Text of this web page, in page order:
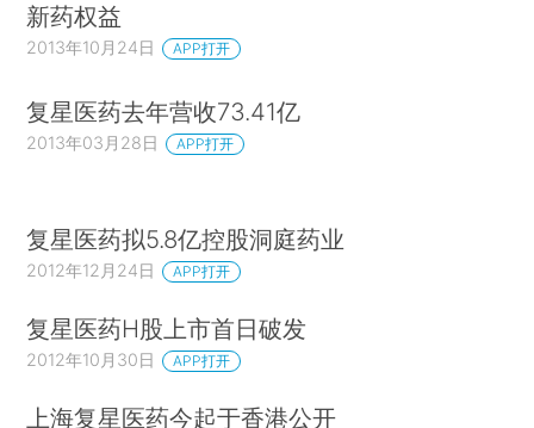
新药权益
2013年10月24日 APP打开
复星医药去年营收73.41亿
2013年03月28日 APP打开
复星医药拟5.8亿控股洞庭药业
2012年12月24日 APP打开
复星医药H股上市首日破发
2012年10月30日 APP打开
上海复星医药今起于香港公开